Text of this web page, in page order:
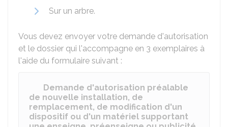
Sur un arbre.
Vous devez envoyer votre demande d'autorisation
et le dossier qui l'accompagne en 3 exemplaires à
l'aide du formulaire suivant :
Demande d'autorisation préalable
de nouvelle installation, de
remplacement, de modification d'un
dispositif ou d'un matériel supportant